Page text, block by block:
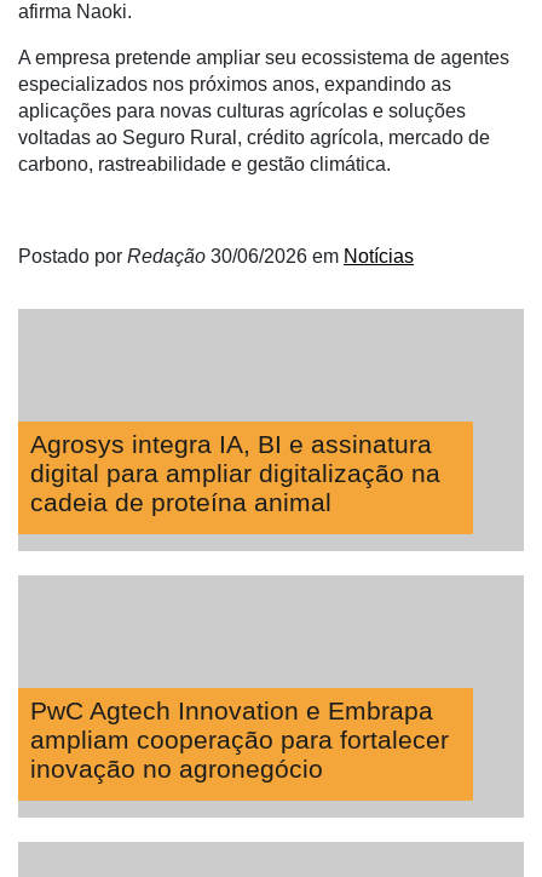
afirma Naoki.
A empresa pretende ampliar seu ecossistema de agentes
especializados nos próximos anos, expandindo as
aplicações para novas culturas agrícolas e soluções
voltadas ao Seguro Rural, crédito agrícola, mercado de
carbono, rastreabilidade e gestão climática.
Postado por Redação 30/06/2026 em Notícias
Agrosys integra IA, BI e assinatura
digital para ampliar digitalização na
cadeia de proteína animal
PwC Agtech Innovation e Embrapa
ampliam cooperação para fortalecer
inovação no agronegócio